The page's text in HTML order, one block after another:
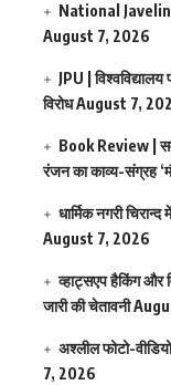
National Javelin
August 7, 2026
JPU |
विरोधAugust 7,
Book Review |
रंजन का काव्य-संग्रह
धार्मिक नगरी
August 7, 2026
व्हाट्सएप हैकिंग और
जारी की चेतावनी
अश्लील फोटो-
7, 2026